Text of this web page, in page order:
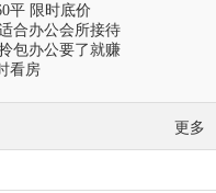
平 限时底价
合办公会所接待
包办公要了就赚
看房
更多